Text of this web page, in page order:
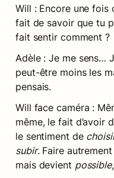
Will : Encore une fois
fait de savoir que tu
fait sentir comment ?
Adèle : Je me sens…
peut-être moins les
pensais.
Will face caméra :
même, le fait d’avoir
le sentiment de
subir. Faire
mais devient possible